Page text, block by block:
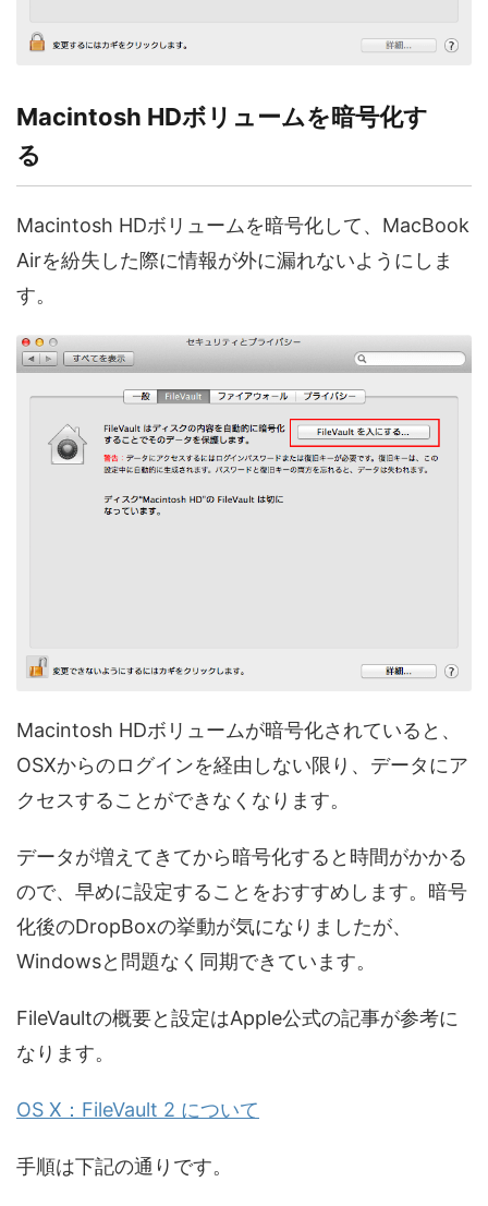
Macintosh HDボリュームを暗号化す
る
Macintosh HDボリュームを暗号化して、MacBook
Airを紛失した際に情報が外に漏れないようにしま
す。
Macintosh HDボリュームが暗号化されていると、
OSXからのログインを経由しない限り、データにア
クセスすることができなくなります。
データが増えてきてから暗号化すると時間がかかる
ので、早めに設定することをおすすめします。暗号
化後のDropBoxの挙動が気になりましたが、
Windowsと問題なく同期できています。
FileVaultの概要と設定はApple公式の記事が参考に
なります。
OS X：FileVault 2 について
手順は下記の通りです。